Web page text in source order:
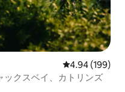
レビュー199
4.94 (199)
ックスベイ、カトリンズ